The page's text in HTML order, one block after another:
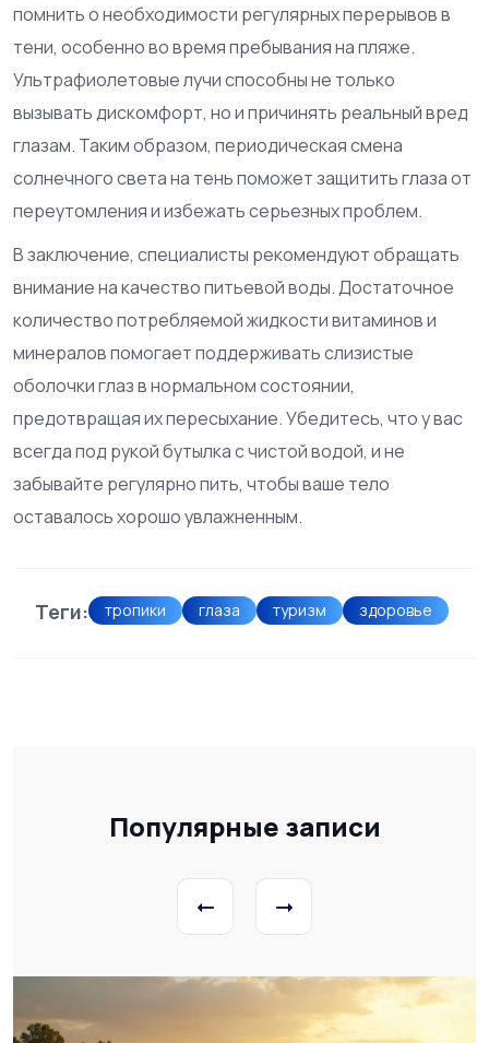
помнить о необходимости регулярных перерывов в
тени, особенно во время пребывания на пляже.
Ультрафиолетовые лучи способны не только
вызывать дискомфорт, но и причинять реальный вред
глазам. Таким образом, периодическая смена
солнечного света на тень поможет защитить глаза от
переутомления и избежать серьезных проблем.
В заключение, специалисты рекомендуют обращать
внимание на качество питьевой воды. Достаточное
количество потребляемой жидкости витаминов и
минералов помогает поддерживать слизистые
оболочки глаз в нормальном состоянии,
предотвращая их пересыхание. Убедитесь, что у вас
всегда под рукой бутылка с чистой водой, и не
забывайте регулярно пить, чтобы ваше тело
оставалось хорошо увлажненным.
Теги: тропики глаза туризм здоровье
Популярные записи